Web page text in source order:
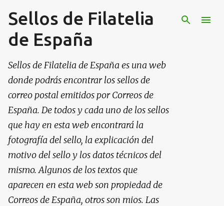
Ir al contenido principal
Sellos de Filatelia
de España
Sellos de Filatelia de España es una web
donde podrás encontrar los sellos de
correo postal emitidos por Correos de
España. De todos y cada uno de los sellos
que hay en esta web encontrará la
fotografía del sello, la explicación del
motivo del sello y los datos técnicos del
mismo. Algunos de los textos que
aparecen en esta web son propiedad de
Correos de España, otros son mios. Las